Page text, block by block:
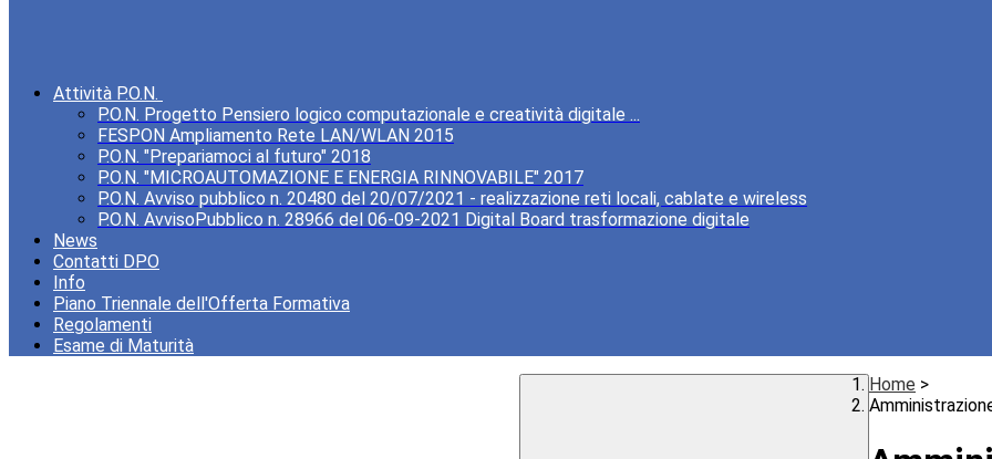
Attività P.O.N.
P.O.N. Progetto Pensiero logico computazionale e creatività digitale ...
FESPON Ampliamento Rete LAN/WLAN 2015
P.O.N. "Prepariamoci al futuro" 2018
P.O.N. "MICROAUTOMAZIONE E ENERGIA RINNOVABILE" 2017
P.O.N. Avviso pubblico n. 20480 del 20/07/2021 - realizzazione reti locali, cablate e wireless
P.O.N. AvvisoPubblico n. 28966 del 06-09-2021 Digital Board trasformazione digitale
News
Contatti DPO
Info
Piano Triennale dell'Offerta Formativa
Regolamenti
Esame di Maturità
Home >